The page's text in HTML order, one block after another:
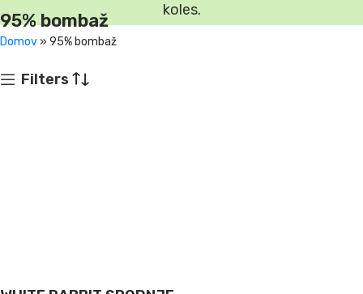
koles.
95% bombaž
Domov » 95% bombaž
Filters